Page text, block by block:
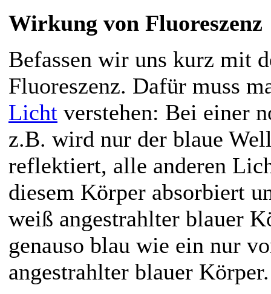
Wirkung von Fluoreszenz
Befassen wir uns kurz mit
Fluoreszenz. Dafür muss
Licht verstehen: Bei einer
z.B. wird nur der blaue
reflektiert, alle anderen
diesem Körper absorbiert
weiß angestrahlter blauer
genauso blau wie ein nur
angestrahlter blauer Körper.